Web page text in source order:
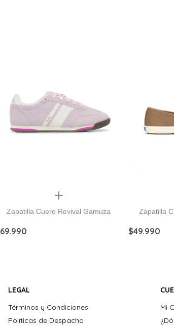
Quickview
Zapatilla Cuero Revival Gamuza
69.990
Zapatilla
$49.990
LEGAL
Términos y Condiciones
Políticas de Despacho
Mi